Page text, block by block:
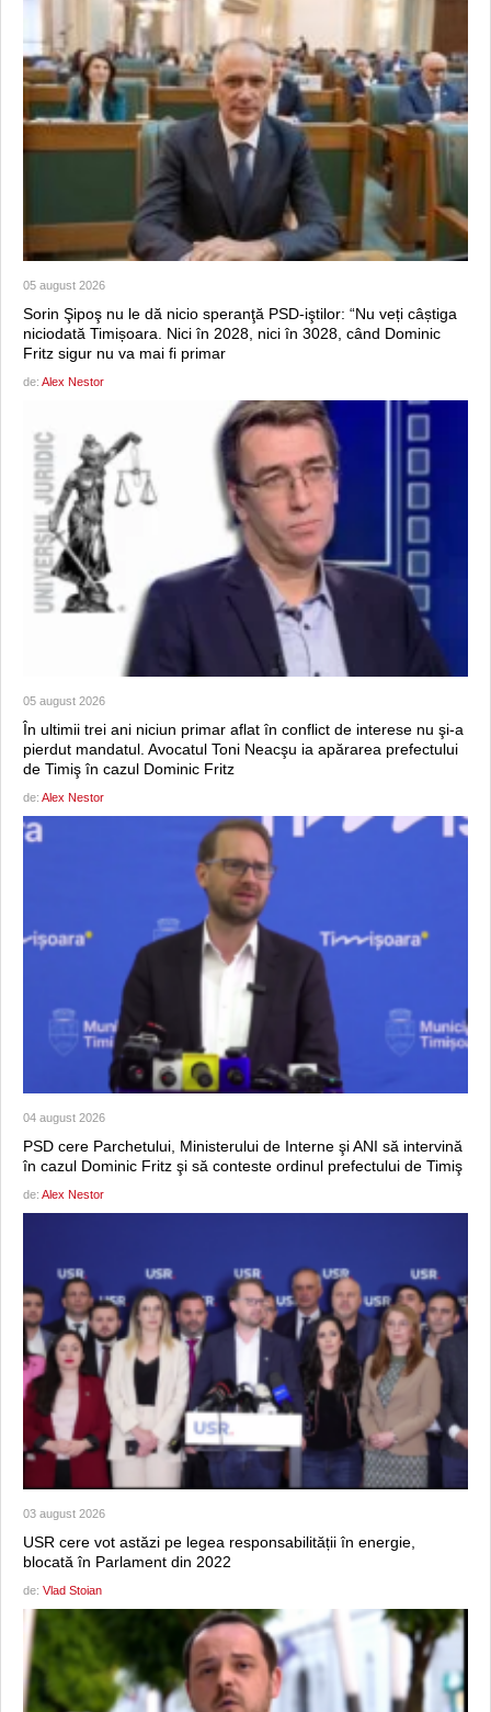
05 august 2026
Sorin Şipoş nu le dă nicio speranţă PSD-iştilor: “Nu veți câștiga
niciodată Timișoara. Nici în 2028, nici în 3028, când Dominic
Fritz sigur nu va mai fi primar
de: Alex Nestor
05 august 2026
În ultimii trei ani niciun primar aflat în conflict de interese nu şi-a
pierdut mandatul. Avocatul Toni Neacşu ia apărarea prefectului
de Timiş în cazul Dominic Fritz
de: Alex Nestor
04 august 2026
PSD cere Parchetului, Ministerului de Interne şi ANI să intervină
în cazul Dominic Fritz şi să conteste ordinul prefectului de Timiş
de: Alex Nestor
03 august 2026
USR cere vot astăzi pe legea responsabilității în energie,
blocată în Parlament din 2022
de: Vlad Stoian